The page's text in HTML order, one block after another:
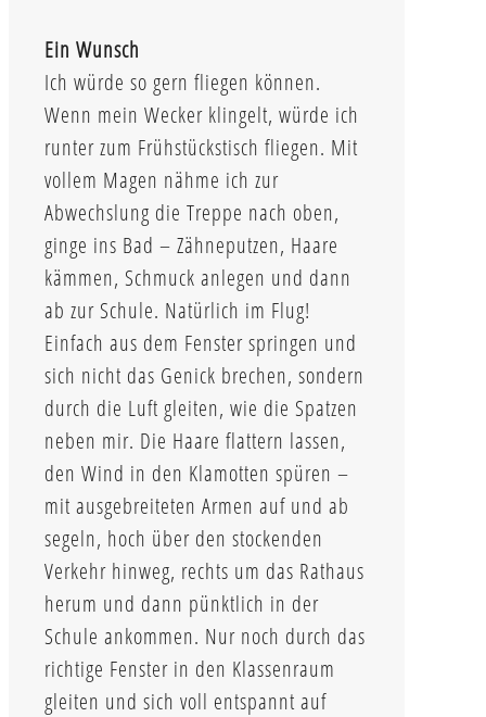
Ein Wunsch
Ich würde so gern fliegen können.
Wenn mein Wecker klingelt, würde ich
runter zum Frühstückstisch fliegen. Mit
vollem Magen nähme ich zur
Abwechslung die Treppe nach oben,
ginge ins Bad – Zähneputzen, Haare
kämmen, Schmuck anlegen und dann
ab zur Schule. Natürlich im Flug!
Einfach aus dem Fenster springen und
sich nicht das Genick brechen, sondern
durch die Luft gleiten, wie die Spatzen
neben mir. Die Haare flattern lassen,
den Wind in den Klamotten spüren –
mit ausgebreiteten Armen auf und ab
segeln, hoch über den stockenden
Verkehr hinweg, rechts um das Rathaus
herum und dann pünktlich in der
Schule ankommen. Nur noch durch das
richtige Fenster in den Klassenraum
gleiten und sich voll entspannt auf